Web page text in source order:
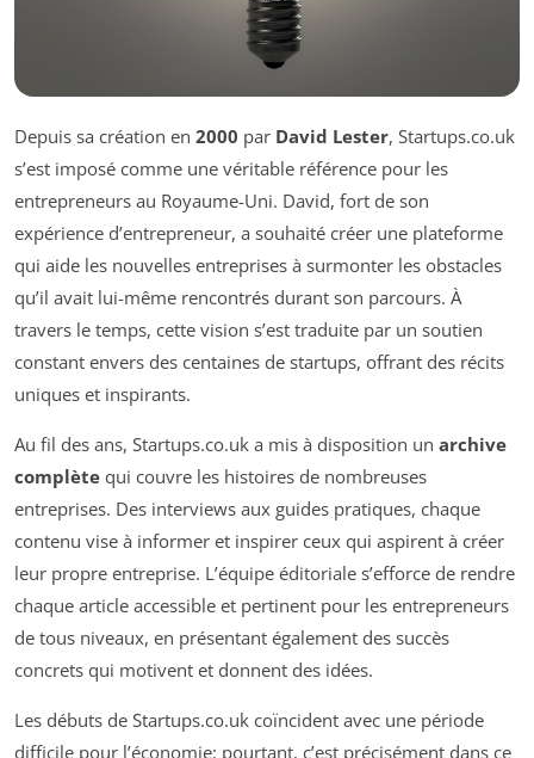
Depuis sa création en 2000 par David Lester, Startups.co.uk
s’est imposé comme une véritable référence pour les
entrepreneurs au Royaume-Uni. David, fort de son
expérience d’entrepreneur, a souhaité créer une plateforme
qui aide les nouvelles entreprises à surmonter les obstacles
qu’il avait lui-même rencontrés durant son parcours. À
travers le temps, cette vision s’est traduite par un soutien
constant envers des centaines de startups, offrant des récits
uniques et inspirants.
Au fil des ans, Startups.co.uk a mis à disposition un archive
complète qui couvre les histoires de nombreuses
entreprises. Des interviews aux guides pratiques, chaque
contenu vise à informer et inspirer ceux qui aspirent à créer
leur propre entreprise. L’équipe éditoriale s’efforce de rendre
chaque article accessible et pertinent pour les entrepreneurs
de tous niveaux, en présentant également des succès
concrets qui motivent et donnent des idées.
Les débuts de Startups.co.uk coïncident avec une période
difficile pour l’économie; pourtant, c’est précisément dans ce